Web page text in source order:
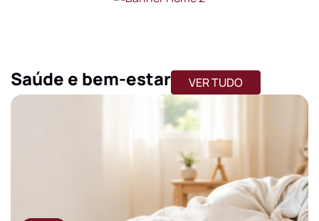
Saúde e bem-estar VER TUDO